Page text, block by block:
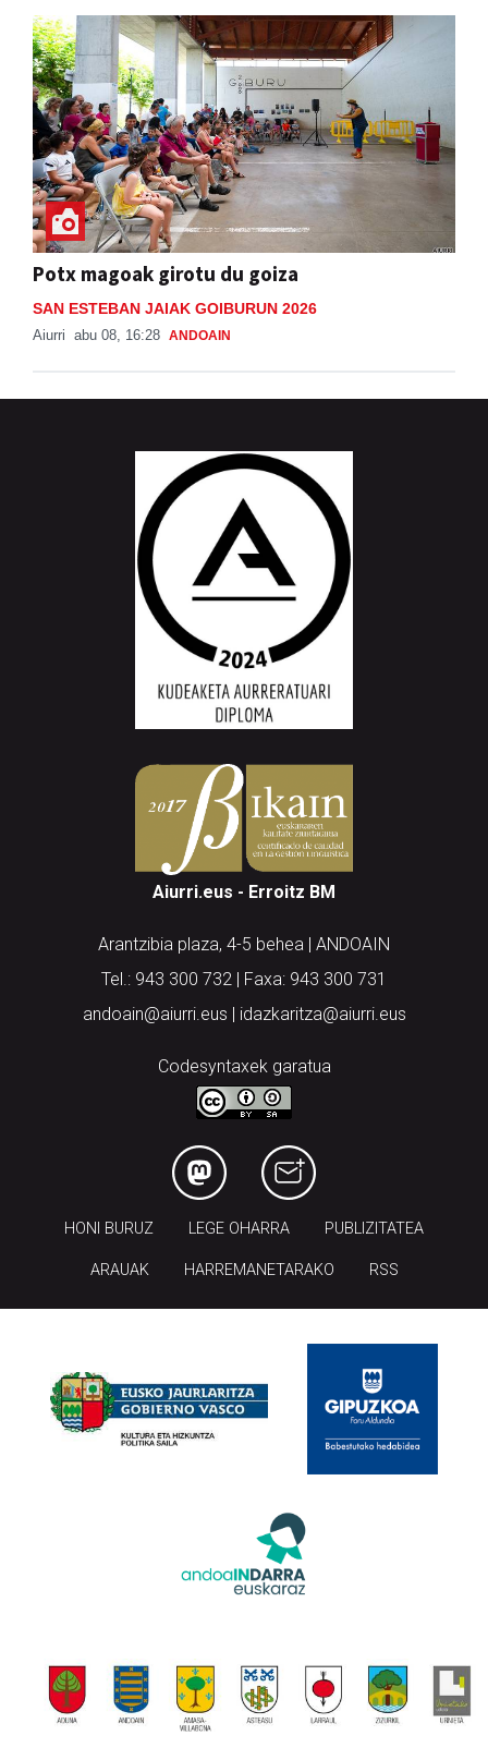
Potx magoak girotu du goiza
SAN ESTEBAN JAIAK GOIBURUN 2026
Aiurri abu 08, 16:28 ANDOAIN
Aiurri.eus - Erroitz BM
Arantzibia plaza, 4-5 behea | ANDOAIN
Tel.: 943 300 732 | Faxa: 943 300 731
andoain@aiurri.eus | idazkaritza@aiurri.eus
Codesyntaxek garatua
HONI BURUZ LEGE OHARRA PUBLIZITATEA
ARAUAK HARREMANETARAKO RSS